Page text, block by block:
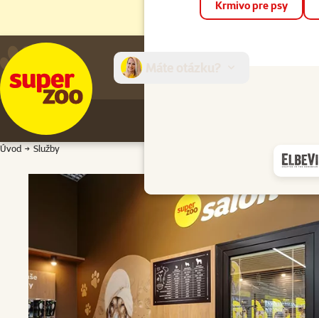
Krmivo pre psy
Úvod Služby